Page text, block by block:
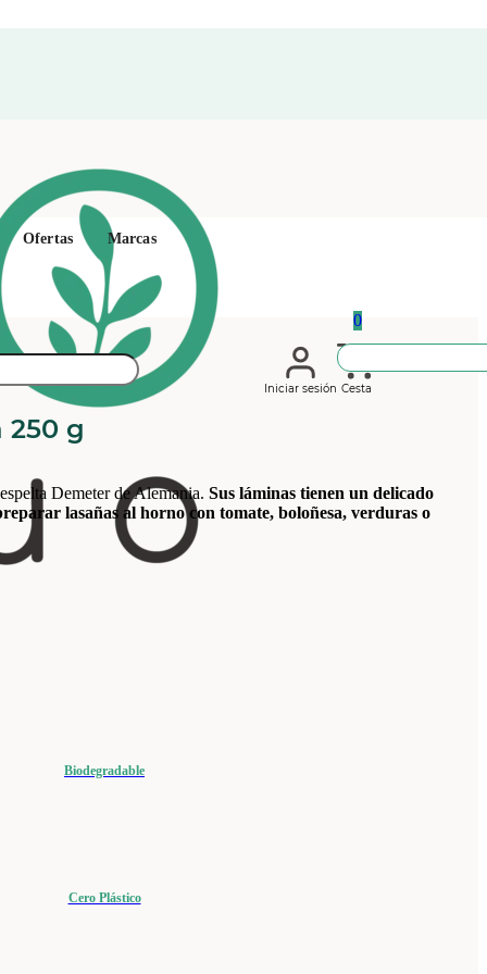
Iniciar sesión
0
Cesta
Ofertas Marcas
250 g
Demeter de Alemania. Sus láminas tienen un delicado
lasañas al horno con tomate, boloñesa, verduras o
Biodegradable
Cero Plástico